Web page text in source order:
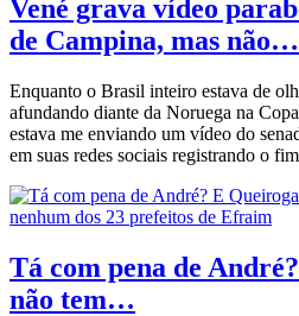
Vené grava vídeo
de Campina, mas não…
Enquanto o Brasil inteiro estava de
afundando diante da Noruega na
estava me enviando um vídeo do
em suas redes sociais registrando o
Tá com pena de
não tem…